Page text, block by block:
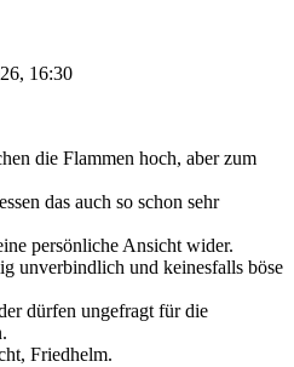
16:30
die Flammen hoch, aber zum
das auch so schon sehr
persönliche Ansicht wider.
unverbindlich und keinesfalls böse
dürfen ungefragt für die
Friedhelm.